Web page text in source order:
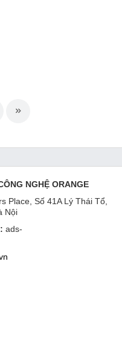
NGHỆ ORANGE
Place, Số 41A Lý Thái Tổ,
Nội
ads-